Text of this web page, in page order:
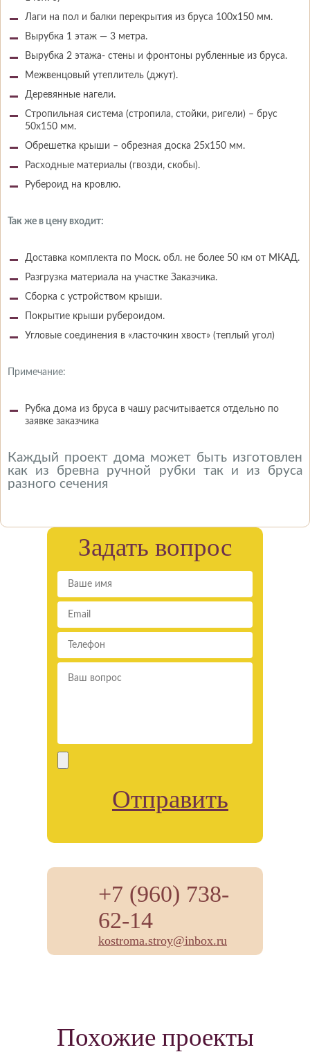
Лаги на пол и балки перекрытия из бруса 100х150 мм.
Вырубка 1 этаж — 3 метра.
Вырубка 2 этажа- стены и фронтоны рубленные из бруса.
Межвенцовый утеплитель (джут).
Деревянные нагели.
Стропильная система (стропила, стойки, ригели) – брус
50х150 мм.
Обрешетка крыши – обрезная доска 25х150 мм.
Расходные материалы (гвозди, скобы).
Рубероид на кровлю.
Так же в цену входит:
Доставка комплекта по Моск. обл. не более 50 км от МКАД.
Разгрузка материала на участке Заказчика.
Сборка с устройством крыши.
Покрытие крыши рубероидом.
Угловые соединения в «ласточкин хвост» (теплый угол)
Примечание:
Рубка дома из бруса в чашу расчитывается отдельно по
заявке заказчика
Каждый проект дома может быть изготовлен
как из бревна ручной рубки так и из бруса
разного сечения
Задать вопрос
Отправить
+7 (960) 738-
62-14
kostroma.stroy@inbox.ru
Похожие проекты